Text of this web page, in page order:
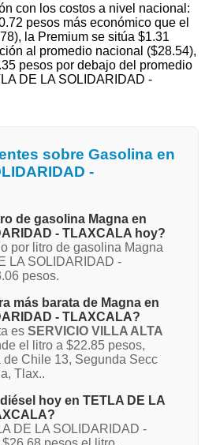
con los costos a nivel nacional:
pesos más económico que el
la Premium se sitúa $1.31
al promedio nacional ($28.54),
pesos por debajo del promedio
DE LA SOLIDARIDAD -
sobre Gasolina en
-
de gasolina Magna en
- TLAXCALA hoy?
por litro de gasolina Magna
LA SOLIDARIDAD -
pesos.
más barata de Magna en
- TLAXCALA?
es SERVICIO VILLA ALTA
el litro a $22.85 pesos,
Chile 13, Segunda Secc
Tlax..
hoy en TETLA DE LA
DE LA SOLIDARIDAD -